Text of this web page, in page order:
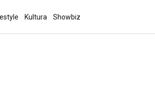
Kultura Showbiz